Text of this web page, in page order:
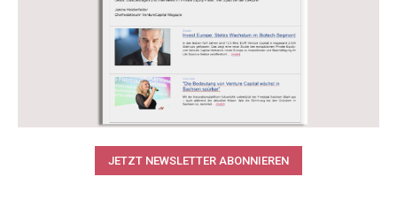
JETZT NEWSLETTER ABONNIEREN